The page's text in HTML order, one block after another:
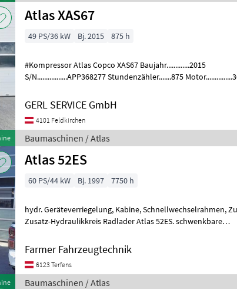
Atlas XAS67
49 PS/36 kW Bj. 2015 875 h
#Kompressor Atlas Copco XAS67 Baujahr.............2015
S/N.................APP368277 Stundenzähler.......875 Motor...............36
GERL SERVICE GmbH
4101 Feldkirchen
Baumaschinen / Atlas
Atlas 52ES
60 PS/44 kW Bj. 1997 7750 h
hydr. Geräteverriegelung, Kabine, Schnellwechselrahmen,
Zusatz-Hydraulikkreis Radlader Atlas 52ES. schwenkbare
Farmer Fahrzeugtechnik
6123 Terfens
Baumaschinen / Atlas